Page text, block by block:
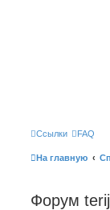
Ссылки FAQ
На главную
Форум